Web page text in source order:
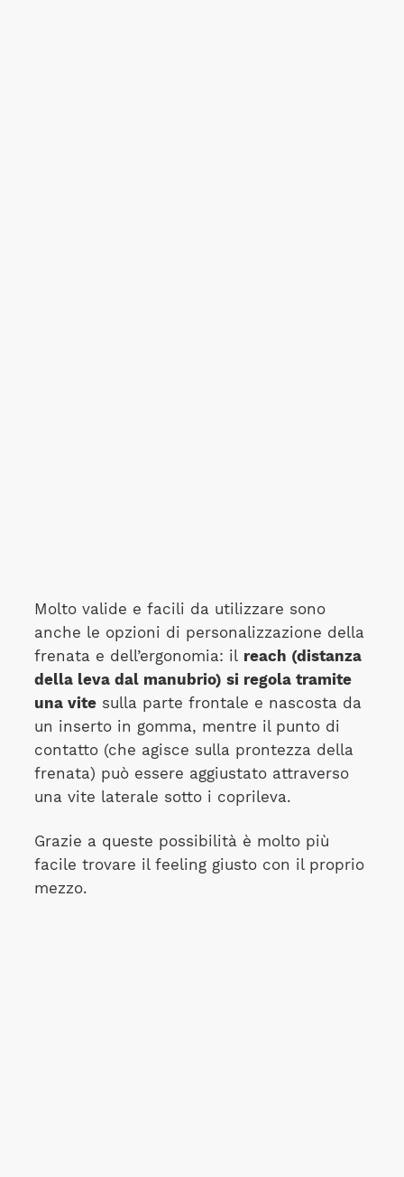
Molto valide e facili da utilizzare sono
anche le opzioni di personalizzazione della
frenata e dell’ergonomia: il reach (distanza
della leva dal manubrio) si regola tramite
una vitesulla parte frontale e nascosta da
un inserto in gomma, mentre il punto di
contatto (che agisce sulla prontezza della
frenata) può essere aggiustato attraverso
una vite laterale sotto i coprileva.
Grazie a queste possibilità è molto più
facile trovare il feeling giusto con il proprio
mezzo.